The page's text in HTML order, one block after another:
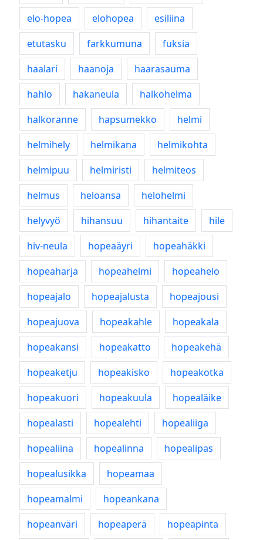
elo-hopea
elohopea
esiliina
etutasku
farkkumuna
fuksia
haalari
haanoja
haarasauma
hahlo
hakaneula
halkohelma
halkoranne
hapsumekko
helmi
helmihely
helmikana
helmikohta
helmipuu
helmiristi
helmiteos
helmus
heloansa
helohelmi
helyvyö
hihansuu hihantaite
hile
hiv-neula
hopeaäyri
hopeahäkki
hopeaharja
hopeahelmi
hopeahelo
hopeajalo
hopeajalusta
hopeajousi
hopeajuova
hopeakahle
hopeakala
hopeakansi
hopeakatto
hopeakehä
hopeaketju
hopeakisko
hopeakotka
hopeakuori
hopeakuula
hopealäike
hopealasti
hopealehti
hopealiiga
hopealiina
hopealinna
hopealipas
hopealusikka
hopeamaa
hopeamalmi
hopeankana
hopeanväri
hopeaperä hopeapinta